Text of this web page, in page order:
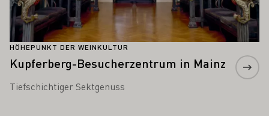
HÖHEPUNKT DER WEINKULTUR
Kupferberg-Besucherzentrum in Mainz
Tiefschichtiger Sektgenuss